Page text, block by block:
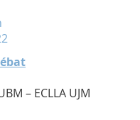
– ECLLA UJM